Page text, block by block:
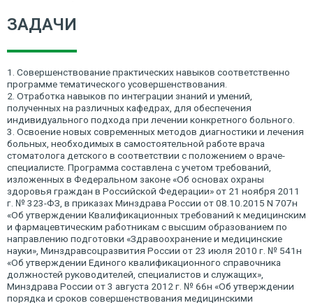
ЗАДАЧИ
1. Совершенствование практических навыков соответственно
программе тематического усовершенствования.
2. Отработка навыков по интеграции знаний и умений,
полученных на различных кафедрах, для обеспечения
индивидуального подхода при лечении конкретного больного.
3. Освоение новых современных методов диагностики и лечения
больных, необходимых в самостоятельной работе врача
стоматолога детского в соответствии с положением о враче-
специалисте. Программа составлена с учетом требований,
изложенных в Федеральном законе «Об основах охраны
здоровья граждан в Российской Федерации» от 21 ноября 2011
г. № 323-ФЗ, в приказах Минздрава России от 08.10.2015 N 707н
«Об утверждении Квалификационных требований к медицинским
и фармацевтическим работникам с высшим образованием по
направлению подготовки «Здравоохранение и медицинские
науки», Минздравсоцразвития России от 23 июля 2010 г. № 541н
«Об утверждении Единого квалификационного справочника
должностей руководителей, специалистов и служащих»,
Минздрава России от 3 августа 2012 г. № 66н «Об утверждении
порядка и сроков совершенствования медицинскими